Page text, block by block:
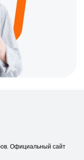
Официальный сайт